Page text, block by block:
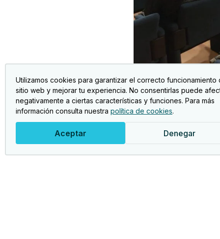
Utilizamos cookies para garantizar el correcto funcionamiento
sitio web y mejorar tu experiencia. No consentirlas puede
negativamente a ciertas características y funciones. Para más
información consulta nuestra política de cookies.
Aceptar Denegar
Asamblea General
Celebrada la Asamblea General de 2026